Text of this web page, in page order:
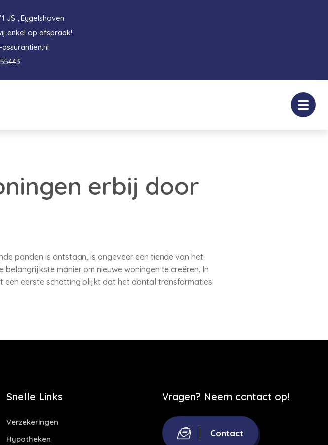
JS , Eygelshoven
enkel op afspraak!
erbij door
panden is ontstaan, is ongeveer een tiende van het
manier om nieuwe woningen te creëren. In
een eerste schatting blijkt dat het aantal transformaties
Snelle Links
Verzekeringen
Hypotheken
Vragen? Neem contact op!
Contact